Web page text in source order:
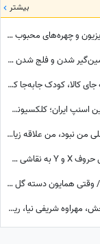
بیشتر
شکافی که هر سال عمیق‌تر می‌شود؛ چه بر سر رابطه تلویزیون و چهره‌های محبوب آمد؟
ببینید| اعتراف بی‌پرده درباره قدرت ایران؛ حمله بعدی= زمین‌گیر شدن و فلج شدن ما!
ببینید| عجیب‌ترین سفارش اسنپ‌باکس؛ پیک موتوری به جای کالا، کودک جابه‌جا کرد!
کشف گنجینه‌ای از عتیقه‌جات نفیس در سفر با عجیب‌ترین اسنپ ایران؛ کلکسیونی که همه را شگفت‌زده کرد
« پروفسور مریم میرزاخانی» :ریاضیات همیشه علاقه اصلی من نبود، من علاقه زیادی به خواندن رمان داشتم، فکر میکردم یه روزی
خلاقیت تحسین‌برانگیز و ستودنی هنرمند ایرانی در تبدیل حروف X و Y به نقاشی چهره «پروفسور مریم میرزاخانی» حماسه ساز شد/روحش شاد و یادش گرامی
یادی کنیم از لحظه‌ی عاشقانه‌ی کنسرت همایون شجریان/ وقتی همایون دسته گل زیبایی رو تقدیم میکنه به سحر دولت‌شاهی/ چه تیپ مینیمال و شیکی زده سحر خانم!
نگاهی به مهمانی بزرگ صدا و سیما با حضور کاظم نوربخش، مهراوه شریفی نیا، ریما رامینفر، هوتن شکیبا، نرگس محمدی، داریوش ارجمند و.../ اسطوره های طنز کشور در یک قاب